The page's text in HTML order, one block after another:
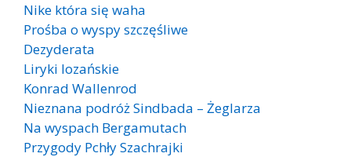
Nike która się waha
Prośba o wyspy szczęśliwe
Dezyderata
Liryki lozańskie
Konrad Wallenrod
Nieznana podróż Sindbada – Żeglarza
Na wyspach Bergamutach
Przygody Pchły Szachrajki